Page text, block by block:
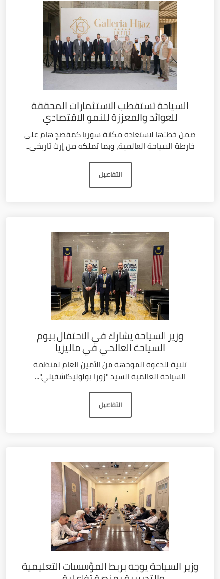
السياحة تستقطب الاستثمارات المحققة
للعوائد والمعززة للنمو الاقتصادي
ضمن خطتها لاستعادة مكانة سوريا كمقصدٍ هام على
خارطة السياحة العالمية، وبما تملكه من إرث تاريخي...
التفاصيل
وزير السياحة يشارك في الاحتفال بيوم
السياحة العالمي في ماليزيا
تلبية للدعوة الموجهة من الأمين العام لمنظمة
السياحة العالمية السيد "زورا بولوليكاشفيلي"...
التفاصيل
وزير السياحة يوجه بربط المؤسسات التعليمية